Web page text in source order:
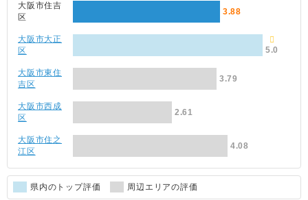
大阪市住吉
区
3.88
大阪市大正
区
5.0
大阪市東住
吉区
3.79
大阪市西成
区
2.61
大阪市住之
江区
4.08
県内のトップ評価 周辺エリアの評価